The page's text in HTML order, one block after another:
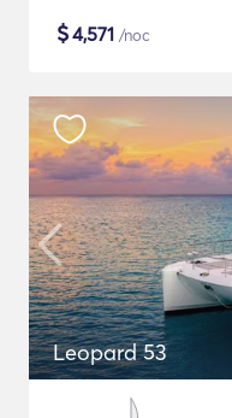
$4,571 /noc
Leopard 53